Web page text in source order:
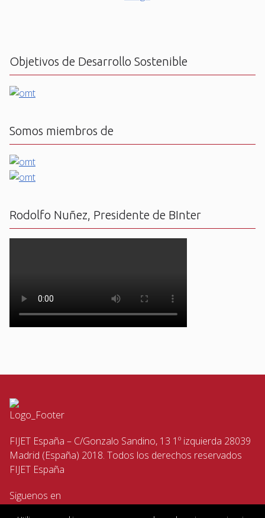
Objetivos de Desarrollo Sostenible
Somos miembros de
Rodolfo Nuñez, Presidente de BInter
FIJET España – C/Gonzalo Sandino, 13 1º izquierda 28039
Madrid (España) 2018. Todos los derechos reservados
FIJET España
Siguenos en